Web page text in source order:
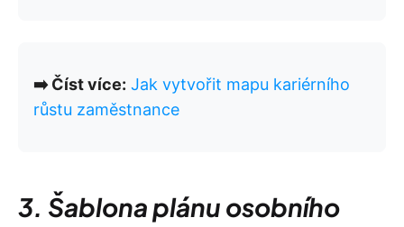
➡️ Číst více: Jak vytvořit mapu kariérního
růstu zaměstnance
3. Šablona plánu osobního